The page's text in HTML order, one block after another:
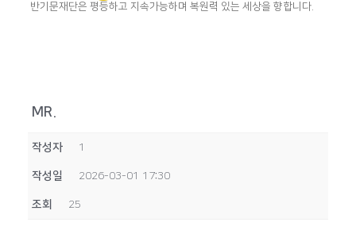
반기문재단은 평등하고 지속가능하며 복원력 있는 세상을 향합니다.
MR.
작성자 1
작성일 2026-03-01 17:30
조회 25